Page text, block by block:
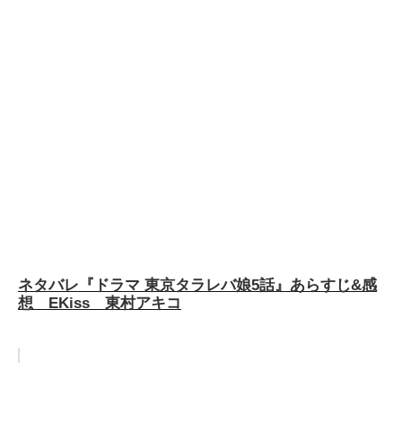
ネタバレ『ドラマ 東京タラレバ娘5話』あらすじ&感
想 EKiss 東村アキコ